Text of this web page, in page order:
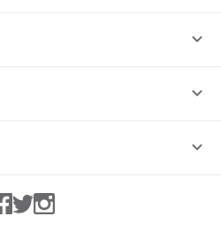
Facebook
TwitterInstagram